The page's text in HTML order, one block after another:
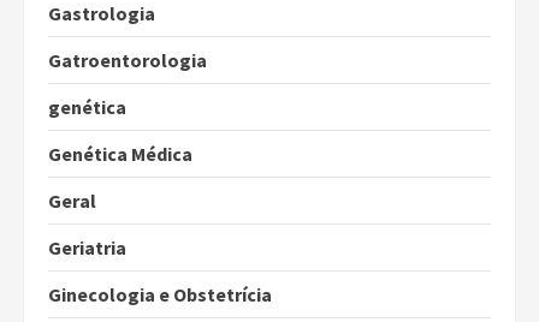
Gastrologia
Gatroentorologia
genética
Genética Médica
Geral
Geriatria
Ginecologia e Obstetrícia